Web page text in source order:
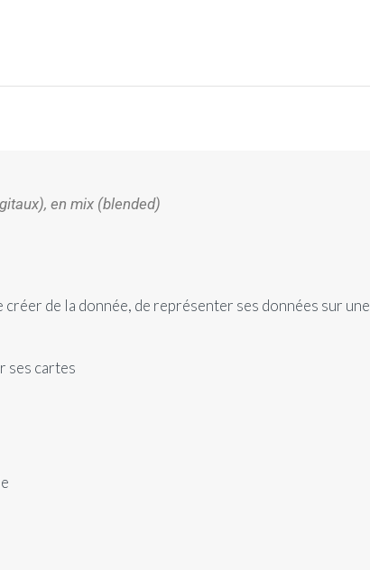
en mix (blended)
de la donnée, de représenter ses données sur une
ses cartes